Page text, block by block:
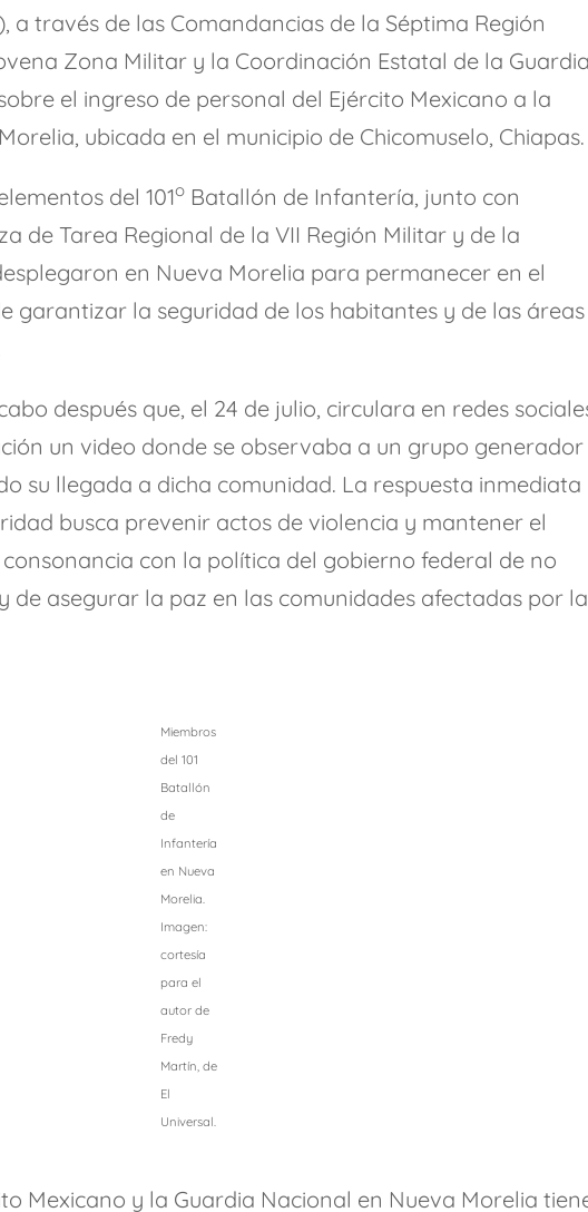
a través de las Comandancias de la Séptima Región
Zona Militar y la Coordinación Estatal de la
el ingreso de personal del Ejército Mexicano a la
ubicada en el municipio de Chicomuselo, Chiapas.
del 101o Batallón de Infantería, junto con
de Tarea Regional de la VII Región Militar y de la
en Nueva Morelia para permanecer en el
garantizar la seguridad de los habitantes y de las áreas
después que, el 24 de julio, circulara en redes
un video donde se observaba a un grupo generador
su llegada a dicha comunidad. La respuesta inmediata
busca prevenir actos de violencia y mantener el
con la política del gobierno federal de no
de asegurar la paz en las comunidades afectadas por la
Miembros
del 101
Batallón
de
Infantería
en Nueva
Morelia.
Imagen:
cortesía
para el
autor de
Fredy
Martín, de
El
Universal.
Mexicano y la Guardia Nacional en Nueva Morelia